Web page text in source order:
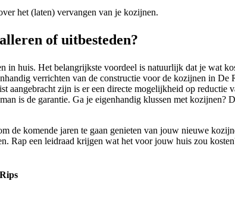
het (laten) vervangen van je kozijnen.
of uitbesteden?
in huis. Het belangrijkste voordeel is natuurlijk dat je wat
verrichten van de constructie voor de kozijnen in
aangebracht zijn is er een directe mogelijkheid op
is de garantie. Ga je eigenhandig klussen met
de komende jaren te gaan genieten van jouw nieuwe
Rap een leidraad krijgen wat het voor jouw huis zou